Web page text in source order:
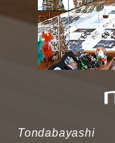
Tondabayashi